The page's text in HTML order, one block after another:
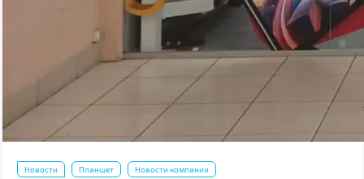
Новости Планшет Новости компании